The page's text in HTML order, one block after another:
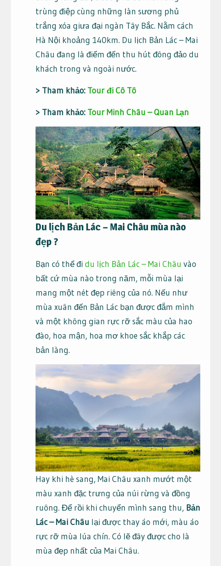
trùng điệp cùng những làn sương phủ
trắng xóa giưa đại ngàn Tây Bắc. Nằm cách
Hà Nội khoảng 140km. Du lịch Bản Lác – Mai
Châu đang là điểm đến thu hút đông đảo du
khách trong và ngoài nước.
> Tham khảo: Tour đi Cô Tô
> Tham khảo: Tour Minh Châu – Quan Lạn
Du lịch Bản Lác – Mai Châu mùa nào
đẹp ?
Bạn có thể đi du lịch Bản Lác – Mai Châu vào
bất cứ mùa nào trong năm, mỗi mùa lại
mang một nét đẹp riêng của nó. Nếu như
mùa xuân đến Bản Lác bạn được đắm mình
và một không gian rực rỡ sắc màu của hao
đào, hoa mận, hoa mơ khoe sắc khắp các
bản làng.
Hay khi hè sang, Mai Châu xanh mướt một
màu xanh đặc trưng của núi rừng và đồng
ruông. Để rồi khi chuyển mình sang thu, Bản
Lác – Mai Châu lại được thay áo mới, màu áo
rực rỡ mùa lúa chín. Có lẽ đây được cho là
mùa đẹp nhất của Mai Châu.